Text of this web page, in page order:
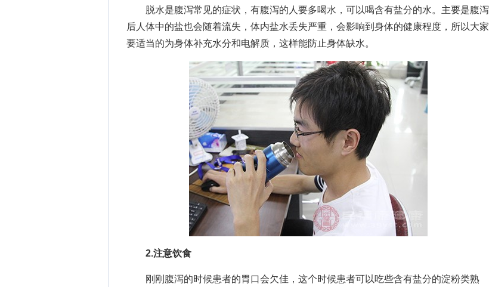
脱水是腹泻常见的症状，有腹泻的人要多喝水，可以喝含有盐分的水。主要是腹泻
后人体中的盐也会随着流失，体内盐水丢失严重，会影响到身体的健康程度，所以大家
要适当的为身体补充水分和电解质，这样能防止身体缺水。
2.注意饮食
刚刚腹泻的时候患者的胃口会欠佳，这个时候患者可以吃些含有盐分的淀粉类熟